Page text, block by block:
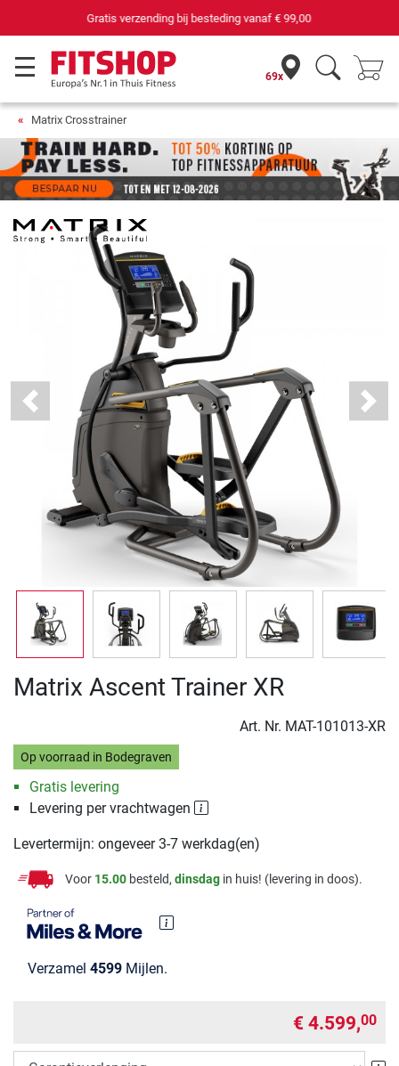
69 filialen met 75 eigen servicemonteurs
69x
Matrix Crosstrainer
Previous Next
Matrix Ascent Trainer XR
Art. Nr. MAT-101013-XR
Op voorraad in Bodegraven
Gratis levering
Levering per vrachtwagen
Levertermijn: ongeveer 3-7 werkdag(en)
Voor 15.00 besteld, dinsdag in huis! (levering in doos).
Verzamel 4599 Mijlen.
€ 4.599,00